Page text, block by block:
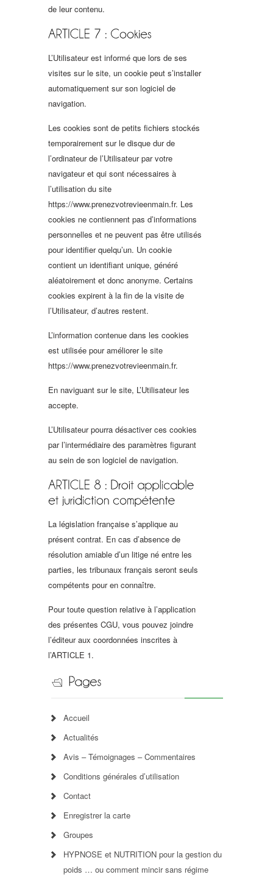
de leur contenu.
L’Utilisateur est informé que lors de ses
visites sur le site, un cookie peut s’installer
automatiquement sur son logiciel de
navigation.
Les cookies sont de petits fichiers stockés
temporairement sur le disque dur de
l’ordinateur de l’Utilisateur par votre
navigateur et qui sont nécessaires à
l’utilisation du site
https://www.prenezvotrevieenmain.fr. Les
cookies ne contiennent pas d’informations
personnelles et ne peuvent pas être utilisés
pour identifier quelqu’un. Un cookie
contient un identifiant unique, généré
aléatoirement et donc anonyme. Certains
cookies expirent à la fin de la visite de
l’Utilisateur, d’autres restent.
L’information contenue dans les cookies
est utilisée pour améliorer le site
https://www.prenezvotrevieenmain.fr.
En naviguant sur le site, L’Utilisateur les
accepte.
L’Utilisateur pourra désactiver ces cookies
par l’intermédiaire des paramètres figurant
au sein de son logiciel de navigation.
La législation française s’applique au
présent contrat. En cas d’absence de
résolution amiable d’un litige né entre les
parties, les tribunaux français seront seuls
compétents pour en connaître.
Pour toute question relative à l’application
des présentes CGU, vous pouvez joindre
l’éditeur aux coordonnées inscrites à
l’ARTICLE 1.
Accueil
Actualités
Avis – Témoignages – Commentaires
Conditions générales d’utilisation
Contact
Enregistrer la carte
Groupes
HYPNOSE et NUTRITION pour la gestion du
poids … ou comment mincir sans régime